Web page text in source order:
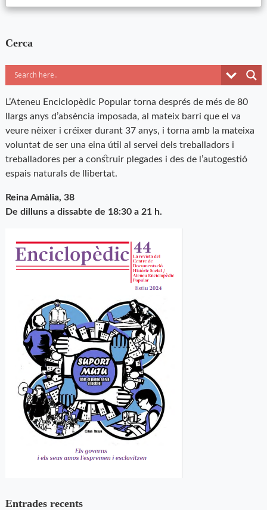
Cerca
L’Ateneu Enciclopèdic Popular torna després de més de 80
llargs anys d’absència imposada, al mateix barri que el va
veure nèixer i créixer durant 37 anys, i torna amb la mateixa
voluntat de ser una eina útil al servei dels treballadors i
treballadores per a construir plegades i des de l’autogestió
espais naturals de llibertat.
Reina Amàlia, 38
De dilluns a dissabte de 18:30 a 21 h.
Entrades recents